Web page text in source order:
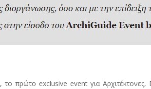
, το πρώτο exclusive event για Αρχιτέκτονες,